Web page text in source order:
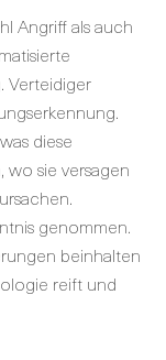
Angriff als auch
Verteidiger
diese
sie versagen
genommen.
beinhalten
reift und